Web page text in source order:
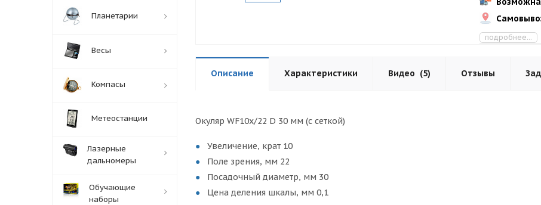
подробнее...
Описание Характеристики Видео (5) Отзывы
Окуляр WF10х/22 D 30 мм (с сеткой)
Увеличение, крат 10
Поле зрения, мм 22
Посадочный диаметр, мм 30
Цена деления шкалы, мм 0,1
Планетарии
Весы
Компасы
Метеостанции
Лазерные
дальномеры
Обучающие
наборы